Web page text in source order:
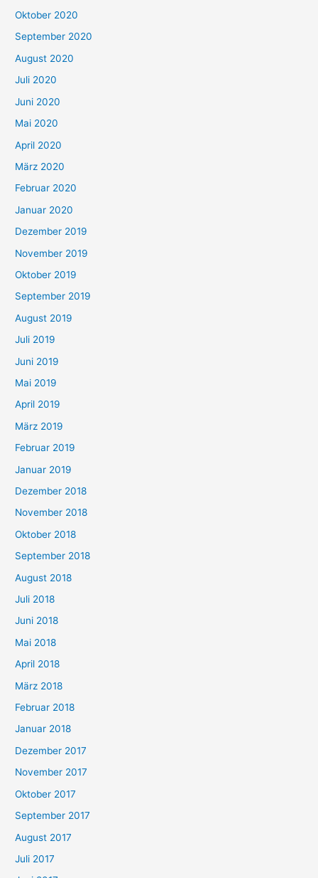
Oktober 2020
September 2020
August 2020
Juli 2020
Juni 2020
Mai 2020
April 2020
März 2020
Februar 2020
Januar 2020
Dezember 2019
November 2019
Oktober 2019
September 2019
August 2019
Juli 2019
Juni 2019
Mai 2019
April 2019
März 2019
Februar 2019
Januar 2019
Dezember 2018
November 2018
Oktober 2018
September 2018
August 2018
Juli 2018
Juni 2018
Mai 2018
April 2018
März 2018
Februar 2018
Januar 2018
Dezember 2017
November 2017
Oktober 2017
September 2017
August 2017
Juli 2017